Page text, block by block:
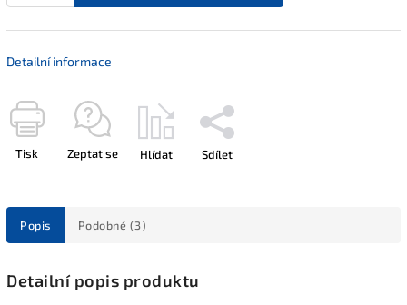
Detailní informace
Tisk Zeptat se Hlídat Sdílet
Popis Podobné (3)
Detailní popis produktu